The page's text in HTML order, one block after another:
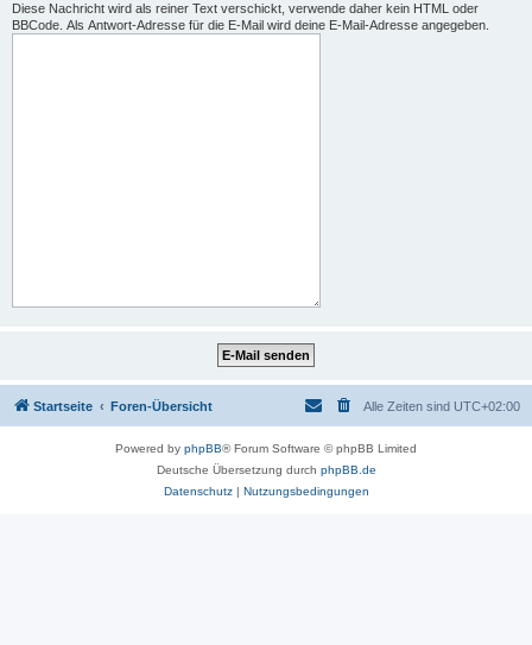
Diese Nachricht wird als reiner Text verschickt, verwende daher kein HTML oder
BBCode. Als Antwort-Adresse für die E-Mail wird deine E-Mail-Adresse angegeben.
Startseite Foren-Übersicht Alle Zeiten sind UTC+02:00
Powered by phpBB® Forum Software © phpBB Limited
Deutsche Übersetzung durch phpBB.de
Datenschutz| Nutzungsbedingungen